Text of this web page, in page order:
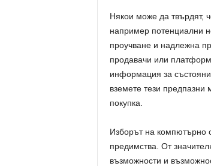
Някои може да твърдят,
например потенциални
проучване и надлежна
продавачи или
информация за
вземете тези
покупка.
Изборът на компютърно
предимства. От
възможности и